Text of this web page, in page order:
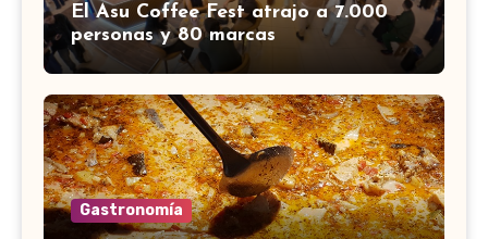
El Asu Coffee Fest atrajo a 7.000
personas y 80 marcas
Gastronomía